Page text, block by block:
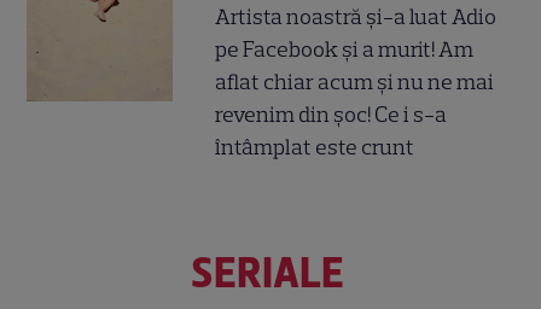
Artista noastră și-a luat Adio
pe Facebook și a murit! Am
aflat chiar acum și nu ne mai
revenim din șoc! Ce i s-a
întâmplat este crunt
SERIALE